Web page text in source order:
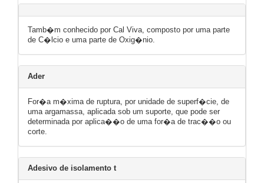
Tamb�m conhecido por Cal Viva, composto por uma parte
de C�lcio e uma parte de Oxig�nio.
Ader
For�a m�xima de ruptura, por unidade de superf�cie, de
uma argamassa, aplicada sob um suporte, que pode ser
determinada por aplica��o de uma for�a de trac��o ou
corte.
Adesivo de isolamento t